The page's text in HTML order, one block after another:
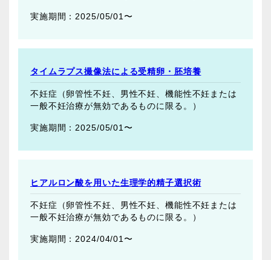
2025/05/01〜
タイムラプス撮像法による受精卵・胚培養
不妊症（卵管性不妊、男性不妊、機能性不妊または
一般不妊治療が無効であるものに限る。）
2025/05/01〜
ヒアルロン酸を用いた生理学的精子選択術
不妊症（卵管性不妊、男性不妊、機能性不妊または
一般不妊治療が無効であるものに限る。）
2024/04/01〜